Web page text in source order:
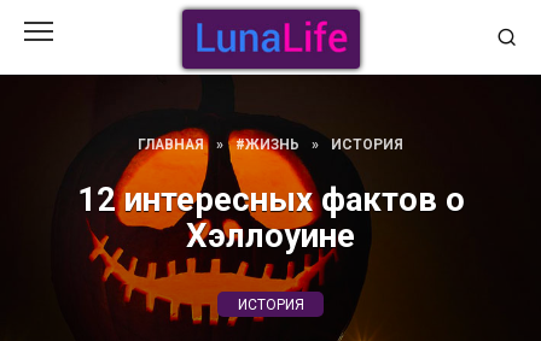
содержанию
ГЛАВНАЯ » #ЖИЗНЬ » ИСТОРИЯ
12 интересных фактов о
Хэллоуине
ИСТОРИЯ